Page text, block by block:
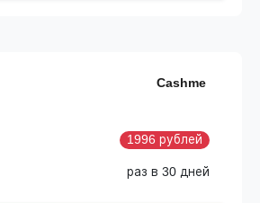
Cashme
1996 рублей
раз в 30 дней